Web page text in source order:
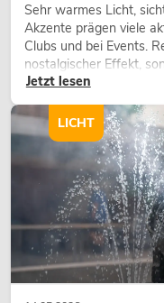
Sehr warmes Licht,
Akzente prägen viele
Clubs und bei Events.
nostalgischer Effekt,
Gestaltungsmittel: Es
Charakter und kann
wirken lassen.
Jetzt lesen
LICHT